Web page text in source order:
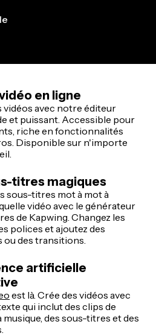
en ligne
vidéos avec notre éditeur
et puissant. Accessible pour
riche en fonctionnalités
Disponible sur n'importe
titres magiques
sous-titres mot à mot à
vidéo avec le générateur
de Kapwing. Changez les
polices et ajoutez des
ou des transitions.
artificielle
est là. Crée des vidéos avec
qui inclut des clips de
musique, des sous-titres et des